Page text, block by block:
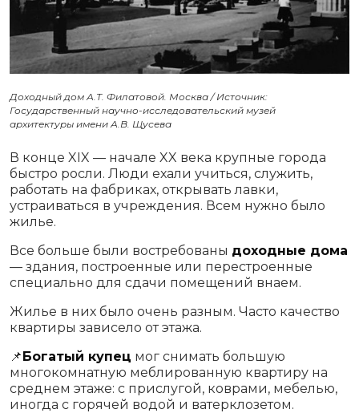
Доходный дом А.Т. Филатовой. Москва / Источник:
Государственный научно-исследовательский музей
архитектуры имени А.В. Щусева
В конце XIX — начале XX века крупные города
быстро росли. Люди ехали учиться, служить,
работать на фабриках, открывать лавки,
устраиваться в учреждения. Всем нужно было
жилье.
Все больше были востребованы доходные дома
— здания, построенные или перестроенные
специально для сдачи помещений внаем.
Жилье в них было очень разным. Часто качество
квартиры зависело от этажа.
📌Богатый купец мог снимать большую
многокомнатную меблированную квартиру на
среднем этаже: с прислугой, коврами, мебелью,
иногда с горячей водой и ватерклозетом.